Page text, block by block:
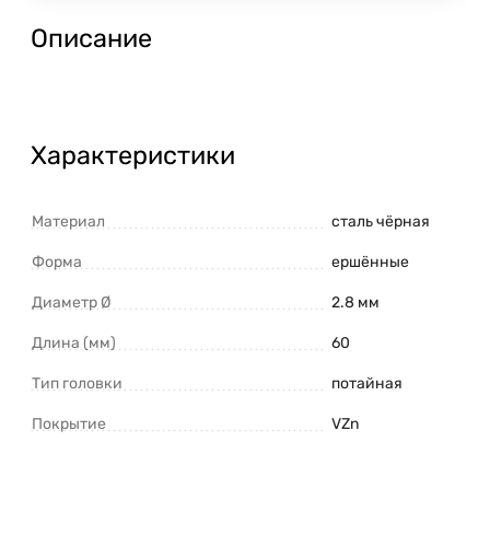
Описание
Характеристики
Материал сталь чёрная
Форма ершённые
Диаметр Ø 2.8 мм
Длина (мм) 60
Тип головки потайная
Покрытие VZn